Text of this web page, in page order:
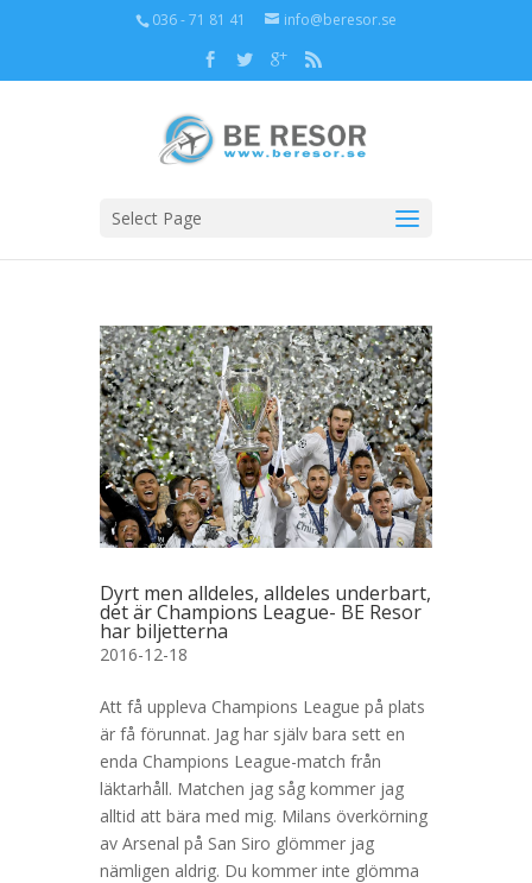
036 - 71 81 41 info@beresor.se
Select Page
Dyrt men alldeles, alldeles underbart,
det är Champions League- BE Resor
har biljetterna
2016-12-18
Att få uppleva Champions League på plats
är få förunnat. Jag har själv bara sett en
enda Champions League-match från
läktarhåll. Matchen jag såg kommer jag
alltid att bära med mig. Milans överkörning
av Arsenal på San Siro glömmer jag
nämligen aldrig. Du kommer inte glömma